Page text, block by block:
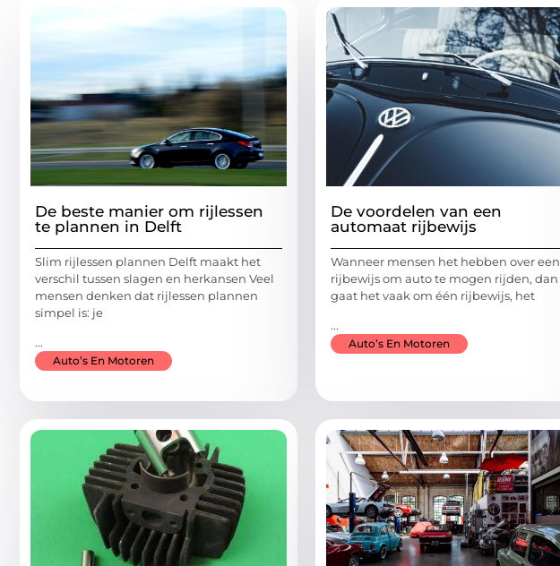
De beste manier om rijlessen
te plannen in Delft
Slim rijlessen plannen Delft maakt het
verschil tussen slagen en herkansen Veel
mensen denken dat rijlessen plannen
simpel is: je
...
Auto’s En Motoren
De voordelen van een
automaat rijbewijs
Wanneer mensen het hebben over een
rijbewijs om auto te mogen rijden, dan
gaat het vaak om één rijbewijs, het
...
Auto’s En Motoren